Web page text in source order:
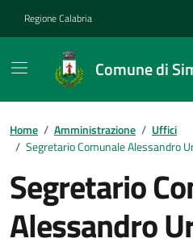
Regione Calabria
Comune di
Home / Amministrazione / Uffici
/ Segretario Comunale Alessandro
Segretario
Alessandro